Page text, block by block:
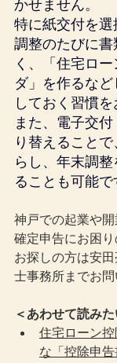
かせません。
特に紙交付を
調整のたびに
く、「住宅ロ
ダ」を作るな
しておく習慣を
また、電子交
り替えること
らし、年末調
ることも可能で
神戸での起業や開
確定申告にお困
お探しの方は安
士事務所までお問
＜あわせて読みた
住宅ローン
な「控除申